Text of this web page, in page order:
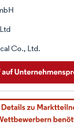
Co., Ltd.